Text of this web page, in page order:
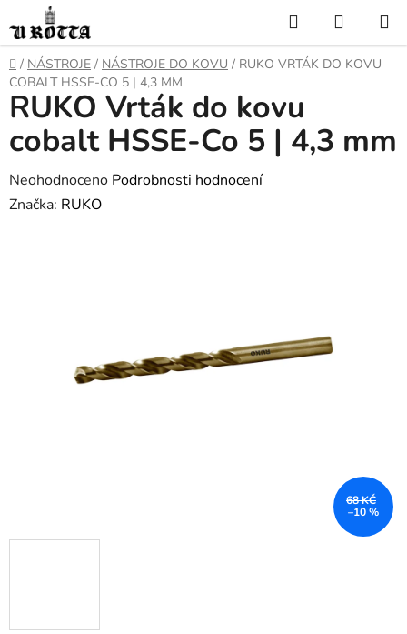
na
obsah
Hledat
KOŠÍK
DOMŮ
/ NÁSTROJE / NÁSTROJE DO KOVU / RUKO VRTÁK DO KOVU
COBALT HSSE-CO 5 | 4,3 MM
RUKO Vrták do kovu
cobalt HSSE-Co 5 | 4,3 mm
Průměrné
hodnocení
Neohodnoceno Podrobnosti hodnocení
Značka: RUKO
68 KČ
–10 %